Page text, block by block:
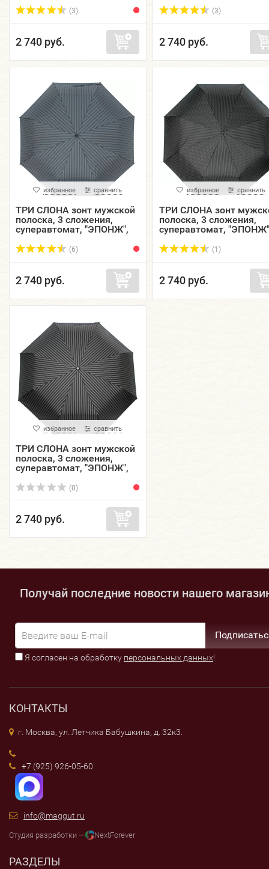
(3)
2 740 руб.
(3)
2 740 руб.
избранное сравнить
ТРИ СЛОНА зонт мужской
полоска, 3 сложения,
суперавтомат, "ЭПОНЖ",
(6)
2 740 руб.
избранное сравнить
ТРИ СЛОНА зонт
полоска, 3 сложения,
суперавтомат,
(1)
2 740 руб.
избранное сравнить
ТРИ СЛОНА зонт мужской
полоска, 3 сложения,
суперавтомат, "ЭПОНЖ",
(0)
2 740 руб.
Получай последние новости нашего
Я согласен на обработку персональных данных!
КОНТАКТЫ
г. Москва, ул. Летчика Бабушкина, д. 32к3.
+7 (925) 926-05-60
info@maggut.ru
Студия разработки — NextForever
РАЗДЕЛЫ